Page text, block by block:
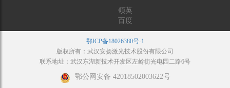
领英
百度
鄂ICP备18026380号-1
版权所有：武汉安扬激光技术股份有限公司
联系地址：武汉东湖新技术开发区左岭街光电园二路6号
鄂公网安备 42018502003622号